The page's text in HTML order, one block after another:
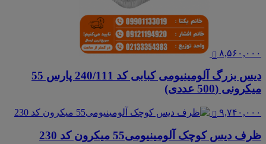
۸,۵۶۰,۰۰۰
دیس بزرگ آلومینیومی کبابی کد 240/111 پارس 55
میکرونی (500 عددی)
۹,۷۴۰,۰۰۰
ظرف دیس کوچک آلومینیومی55 میکرون کد 230